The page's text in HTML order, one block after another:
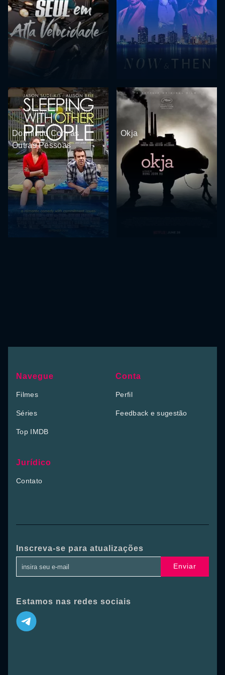
Dormindo Com as
Outras Pessoas
Okja
Navegue
Filmes
Séries
Top IMDB
Conta
Perfil
Feedback e sugestão
Jurídico
Contato
Inscreva-se para atualizações
Enviar
Estamos nas redes sociais